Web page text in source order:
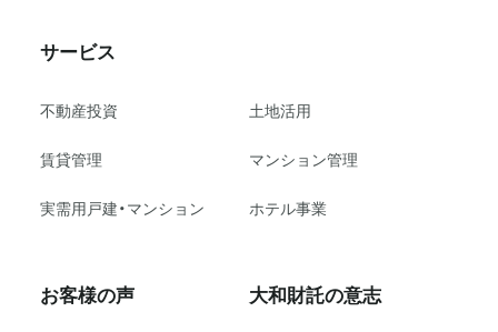
サービス
不動産投資
⼟地活⽤
賃貸管理
マンション管理
実需用戸建・マンション
ホテル事業
お客様の声 大和財託の意志